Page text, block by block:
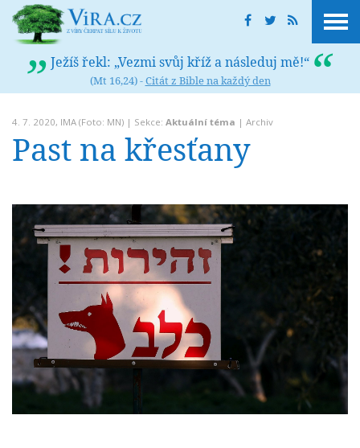
Ježíš řekl: „Vezmi svůj kříž a následuj mě!“
(Mt 16,24) -Citát z Bible na každý den
4. 7. 2020, IMA (Foto: MN) | Sekce: Aktuální téma | Archiv
Past na křesťany